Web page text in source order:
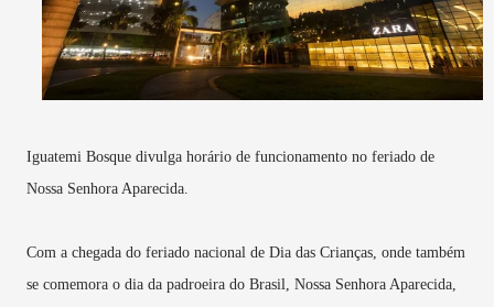
Iguatemi Bosque divulga horário de funcionamento no feriado de
Nossa Senhora Aparecida.
Com a chegada do feriado nacional de Dia das Crianças, onde também
se comemora o dia da padroeira do Brasil, Nossa Senhora Aparecida,